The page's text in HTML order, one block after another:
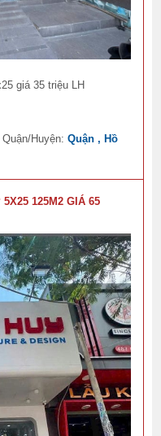
giá 35 triệu LH
Quận/Huyện:Quận , Hồ
125M2 GIÁ 65